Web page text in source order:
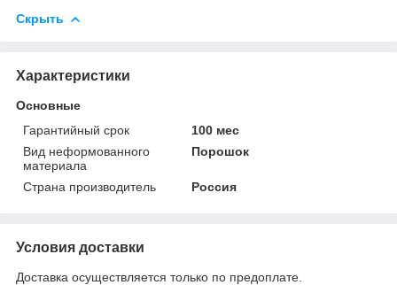
Скрыть
Характеристики
Основные
Гарантийный срок
100 мес
Вид неформованного
материала
Порошок
Страна производитель Россия
Условия доставки
Доставка осуществляется только по предоплате.